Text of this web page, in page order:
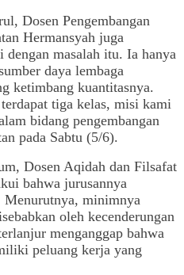
Dosen Pengembangan
Hermansyah juga
masalah itu. Ia hanya
daya lembaga
ketimbang kuantitasnya.
tiga kelas, misi kami
bidang pengembangan
pada Sabtu (5/6).
Dosen Aqidah dan Filsafat
bahwa jurusannya
Menurutnya, minimnya
oleh kecenderungan
menganggap bahwa
peluang kerja yang